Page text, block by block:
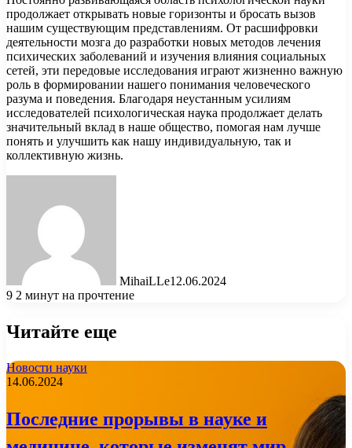
продолжает открывать новые горизонты и бросать вызов
нашим существующим представлениям. От расшифровки
деятельности мозга до разработки новых методов лечения
психических заболеваний и изучения влияния социальных
сетей, эти передовые исследования играют жизненно важную
роль в формировании нашего понимания человеческого
разума и поведения. Благодаря неустанным усилиям
исследователей психологическая наука продолжает делать
значительный вклад в наше общество, помогая нам лучше
понять и улучшить как нашу индивидуальную, так и
коллективную жизнь.
MihaiLLe12.06.2024
9 2 минут на прочтение
Читайте еще
Новости науки
14.06.2024
Последние прорывы в науке и